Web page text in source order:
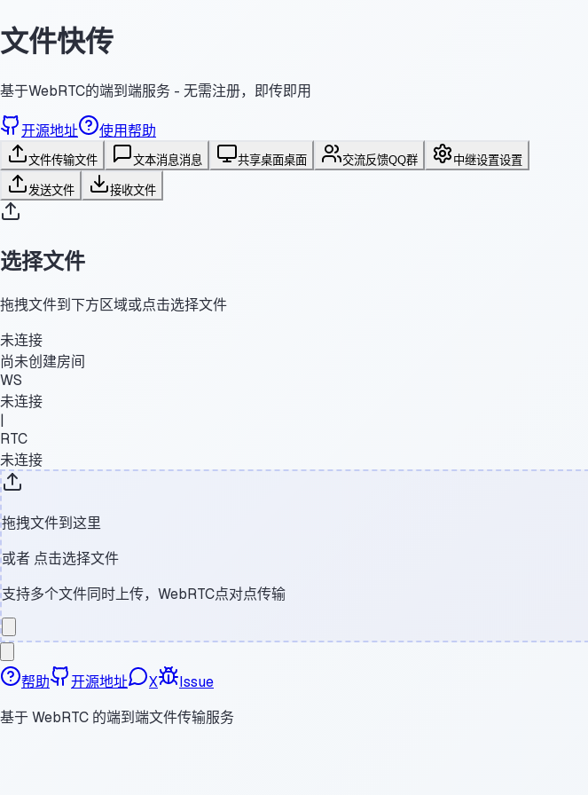
文件快传
基于WebRTC的端到端服务 - 无需注册，即传即用
开源地址 使用帮助
文件传输文件 文本消息消息 共享桌面桌面 交流反馈QQ群 中继设置设置
发送文件 接收文件
选择文件
拖拽文件到下方区域或点击选择文件
未连接
尚未创建房间
WS
未连接
|
RTC
未连接
拖拽文件到这里
或者 点击选择文件
支持多个文件同时上传，WebRTC点对点传输
帮助 开源地址 X
Issue
基于 WebRTC 的端到端文件传输服务